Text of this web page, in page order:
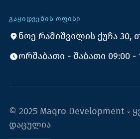
ᲒᲐᲧᲘᲓᲕᲔᲑᲘᲡ ᲝᲤᲘᲡᲘ
ნოე რამიშვილის ქუჩა 30,
ორშაბათი - შაბათი 09:00 -
© 2025 Maqro Development ◦
დაცულია